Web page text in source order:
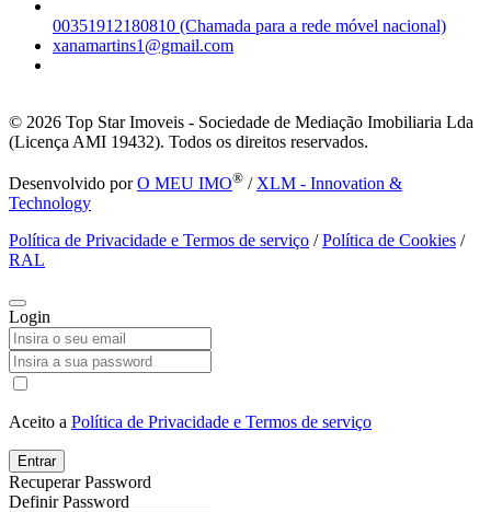
00351912180810 (Chamada para a rede móvel nacional)
xanamartins1@gmail.com
© 2026 Top Star Imoveis - Sociedade de Mediação Imobiliaria Lda
(Licença AMI 19432). Todos os direitos reservados.
Desenvolvido porO MEU IMO® / XLM - Innovation &
Technology
Política de Privacidade e Termos de serviço /Política de Cookies /
RAL
Login
Aceito a Política de Privacidade e Termos de serviço
Entrar
Recuperar Password
Definir Password